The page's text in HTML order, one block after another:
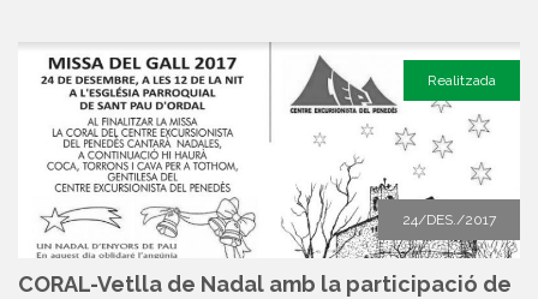
24/DES./2017
Realitzada
CORAL-Vetlla de Nadal amb la participació de